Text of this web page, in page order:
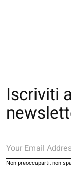
Iscriviti
Non preoccuparti, non